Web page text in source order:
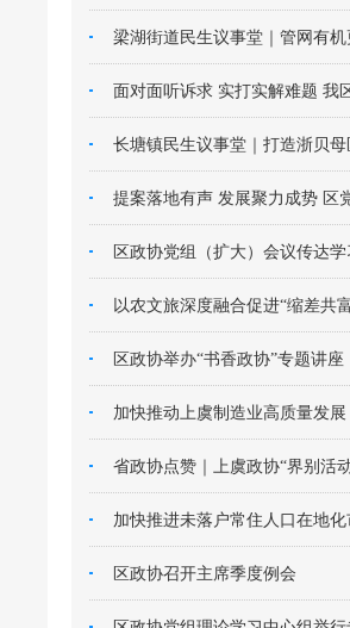
梁湖街道民生议事堂｜管网有
面对面听诉求 实打实解难题 我
长塘镇民生议事堂｜打造浙贝
提案落地有声 发展聚力成势 区
区政协党组（扩大）会议传达
以农文旅深度融合促进“缩差共
区政协举办“书香政协”专题讲座
加快推动上虞制造业高质量发
省政协点赞｜上虞政协“界别活
加快推进未落户常住人口在地
区政协召开主席季度例会